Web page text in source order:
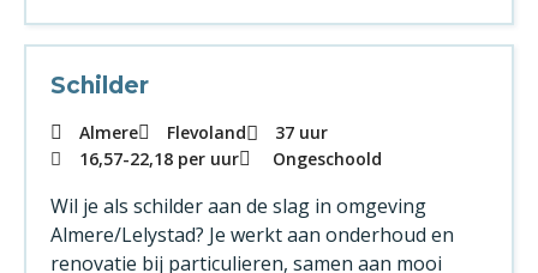
Schilder
Almere Flevoland
37 uur
16,57-22,18 per uur Ongeschoold
Wil je als schilder aan de slag in omgeving
Almere/Lelystad? Je werkt aan onderhoud en
renovatie bij particulieren, samen aan mooi